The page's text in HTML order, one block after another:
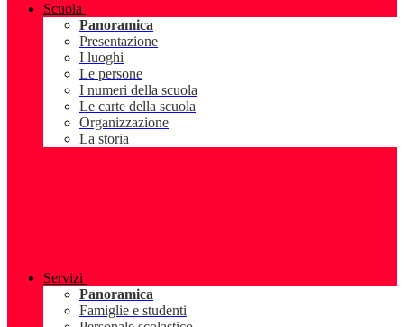
Scuola
Panoramica
Presentazione
I luoghi
Le persone
I numeri della scuola
Le carte della scuola
Organizzazione
La storia
Servizi
Panoramica
Famiglie e studenti